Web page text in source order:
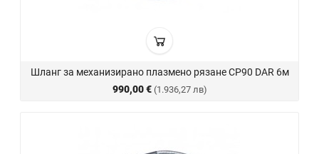
Шланг за механизирано плазмено рязане CP90 DAR 6м
990,00 € (1.936,27 лв)